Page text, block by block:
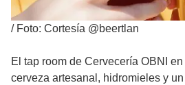
/ Foto: Cortesía @beertlan
El tap room de Cervecería OBNI
cerveza artesanal, hidromieles y